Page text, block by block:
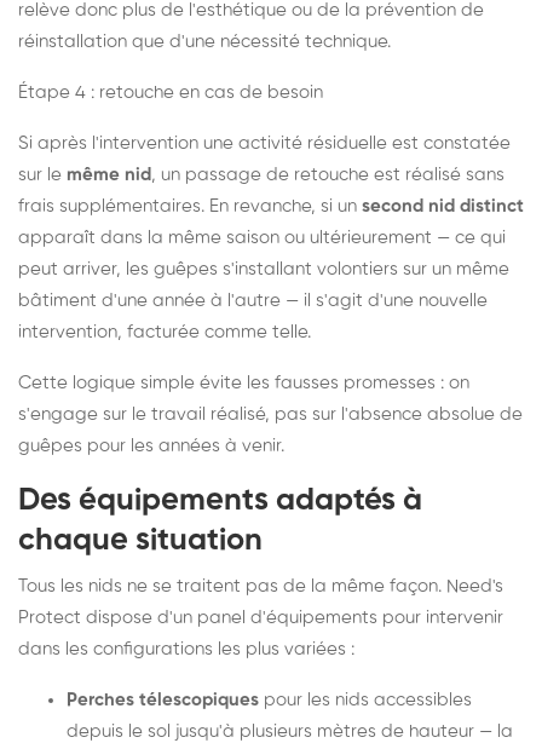
relève donc plus de l'esthétique ou de la prévention de
réinstallation que d'une nécessité technique.
Étape 4 : retouche en cas de besoin
Si après l'intervention une activité résiduelle est constatée
sur le même nid , un passage de retouche est réalisé sans
frais supplémentaires. En revanche, si un second nid distinct
apparaît dans la même saison ou ultérieurement — ce qui
peut arriver, les guêpes s'installant volontiers sur un même
bâtiment d'une année à l'autre — il s'agit d'une nouvelle
intervention, facturée comme telle.
Cette logique simple évite les fausses promesses : on
s'engage sur le travail réalisé, pas sur l'absence absolue de
guêpes pour les années à venir.
Des équipements adaptés à
chaque situation
Tous les nids ne se traitent pas de la même façon. Need's
Protect dispose d'un panel d'équipements pour intervenir
dans les configurations les plus variées :
Perches télescopiques pour les nids accessibles
depuis le sol jusqu'à plusieurs mètres de hauteur — la